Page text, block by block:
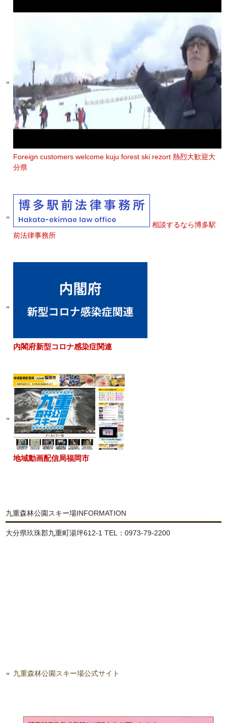
Foreign customers welcome kuju forest ski rezort 熱烈大歓迎大
分県
相談するなら博多駅
前法律事務所
内閣府新型コロナ感染症関連
地域動画配信局福岡市
九重森林公園スキー場INFORMATION
大分県玖珠郡九重町湯坪612-1 TEL：0973-79-2200
九重森林公園スキー場公式サイト